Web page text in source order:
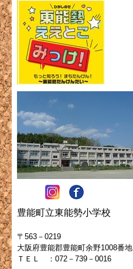
豊能町立東能勢小学校
〒563－0219
大阪府豊能郡豊能町余野1008番地
ＴＥＬ ：072－739－0016